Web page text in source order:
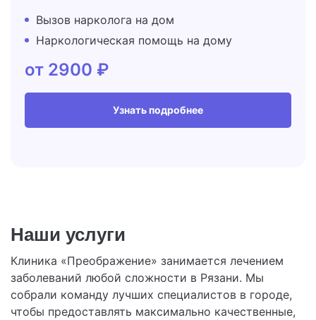
Вызов нарколога на дом
Наркологическая помощь на дому
от 2900 ₽
Узнать подробнее
Наши услуги
Клиника «Преображение» занимается лечением
заболеваний любой сложности в Рязани. Мы
собрали команду лучших специалистов в городе,
чтобы предоставлять максимально качественные,